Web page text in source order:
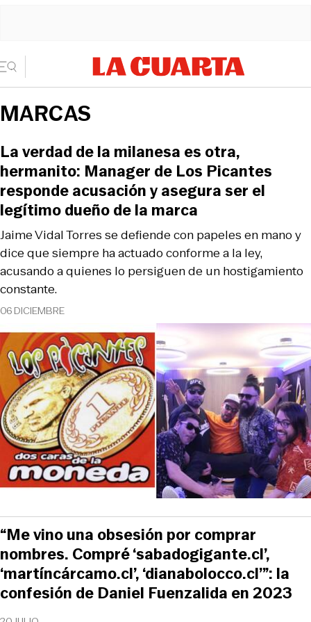
MARCAS
06 DICIEMBRE
Jaime Vidal Torres se defiende con papeles en mano y
dice que siempre ha actuado conforme a la ley,
acusando a quienes lo persiguen de un hostigamiento
constante.
La verdad de la milanesa es otra,
hermanito: Manager de Los Picantes
responde acusación y asegura ser el
legítimo dueño de la marca
“Me vino una obsesión por comprar
nombres. Compré ‘sabadogigante.cl’,
‘martíncárcamo.cl’, ‘dianabolocco.cl’”: la
confesión de Daniel Fuenzalida en 2023